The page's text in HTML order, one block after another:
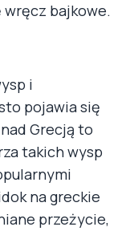
wręcz bajkowe.
i
pojawia się
Grecją to
takich wysp
na greckie
przeżycie,